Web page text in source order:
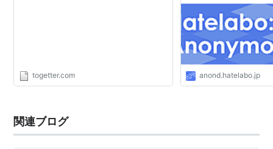
togetter.com anond.hatelabo.jp
関連ブログ